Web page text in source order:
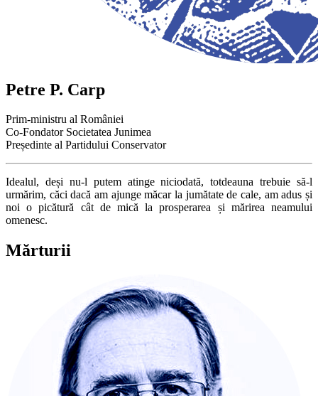
Petre P. Carp
Prim-ministru al României
Co-Fondator Societatea Junimea
Președinte al Partidului Conservator
Idealul, deși nu-l putem atinge niciodată, totdeauna trebuie să-l
urmărim, căci dacă am ajunge măcar la jumătate de cale, am adus și
noi o picătură cât de mică la prosperarea și mărirea neamului
omenesc.
Mărturii